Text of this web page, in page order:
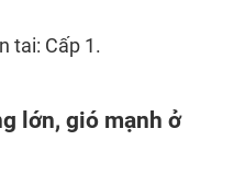
tai: Cấp 1.
lớn, gió mạnh ở